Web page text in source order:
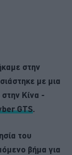
στην
με μια
Κίνα -
GTS.
του
βήμα για